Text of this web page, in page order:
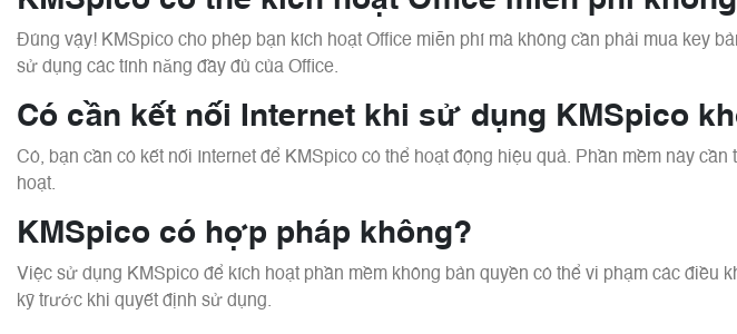
Đúng vậy! KMSpico cho phép bạn kích hoạt Office miễn phí mà không cần phải mua key
sử dụng các tính năng đầy đủ của Office.
Có cần kết nối Internet khi sử dụng KMSpico
Có, bạn cần có kết nối Internet để KMSpico có thể hoạt động hiệu quả. Phần mềm này
hoạt.
KMSpico có hợp pháp không?
Việc sử dụng KMSpico để kích hoạt phần mềm không bản quyền có thể vi phạm các điều
kỹ trước khi quyết định sử dụng.